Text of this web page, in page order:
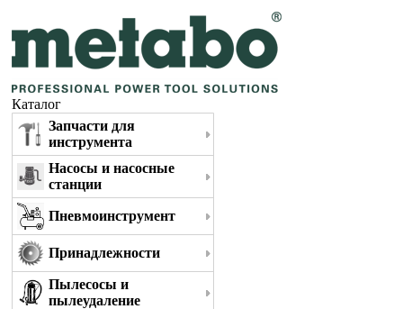
Каталог
Запчасти для
инструмента
Насосы и насосные
станции
Пневмоинструмент
Принадлежности
Пылесосы и
пылеудаление